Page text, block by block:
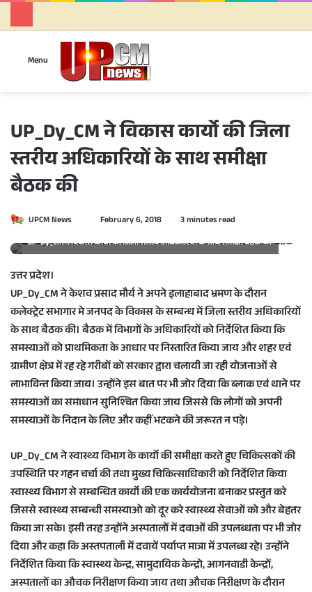
Menu
UP_Dy_CM ने विकास कार्यो की जिला
स्तरीय अधिकारियों के साथ समीक्षा
बैठक की
UPCM News
n
a
n
e
m
a
i
l
February 6, 2018
3 minutes read
UP-Dy_CM ने विकास कार्यो की जिला स्तरीय अधिकारियों के साथ समीक्षा बैठक की
उत्तर प्रदेश।
UP_Dy_CM ने केशव प्रसाद मौर्य ने अपने इलाहाबाद भ्रमण के दौरान
कलेक्ट्रेट सभागार मे जनपद के विकास के सम्बन्ध में जिला स्तरीय अधिकारियों
के साथ बैठक की। बैठक में विभागों के अधिकारियों को निर्देशित किया कि
समस्याओं को प्राथमिकता के आधार पर निस्तारित किया जाय और शहर एवं
ग्रामीण क्षेत्र में रह रहे गरीबों को सरकार द्वारा चलायी जा रही योजनाओं से
लाभाविन्त किया जाय। उन्होंने इस बात पर भी जोर दिया कि ब्लाक एवं थाने पर
समस्याओं का समाधान सुनिश्चित किया जाय जिससे कि लोगों को अपनी
समस्याओं के निदान के लिए और कहीं भटकने की जरूरत न पड़े।
UP_Dy_CM ने स्वास्थ्य विभाग के कार्यो की समीक्षा करते हुए चिकित्सकों की
उपस्थिति पर गहन चर्चा की तथा मुख्य चिकित्साधिकारी को निर्देशित किया
स्वास्थ्य विभाग से सम्बन्धित कार्यो की एक कार्ययोजना बनाकर प्रस्तुत करे
जिससे स्वास्थ्य सम्बन्धी समस्याओ को दूर करे स्वास्थ्य सेवाओं को और बेहतर
किया जा सके। इसी तरह उन्होंने अस्पतालोँ में दवाओं की उपलब्धता पर भी जोर
दिया और कहा कि अस्तपतालाँ में दवायें पर्याप्त मात्रा में उपलब्ध रहे। उन्होंने
निर्देशित किया कि स्वास्थ्य केन्द्र, सामुदायिक केन्द्रो, आगनवाडी केन्द्रों,
अस्पतालों का औचक निरीक्षण किया जाय तथा औचक निरीक्षण के दौरान